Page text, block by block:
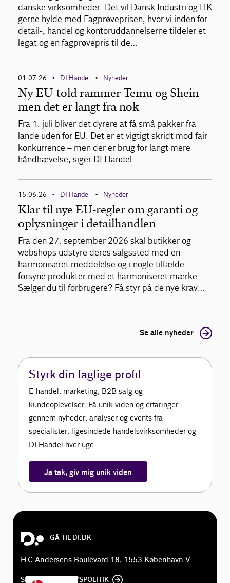
danske virksomheder. Det vil Dansk Industri og HK
gerne hylde med Fagprøveprisen, hvor vi inden for
detail-, handel og kontoruddannelserne tildeler et
legat og en fagprøvepris til de…
01.07.26 • DI Handel • Nyheder
Ny EU-told rammer Temu og Shein –
men det er langt fra nok
Fra 1. juli bliver det dyrere at få små pakker fra
lande uden for EU. Det er et vigtigt skridt mod fair
konkurrence – men der er brug for langt mere
håndhævelse, siger DI Handel.
15.06.26 • DI Handel • Nyheder
Klar til nye EU-regler om garanti og
oplysninger i detailhandlen
Fra den 27. september 2026 skal butikker og
webshops udstyre deres salgssted med en
harmoniseret meddelelse og i nogle tilfælde
forsyne produkter med et harmoniseret mærke.
Sælger du til forbrugere? Få styr på de nye krav…
Se alle nyheder
Styrk din faglige profil
E-handel, marketing, B2B salg og
kundeoplevelser. Få unik viden og erfaringer
gennem nyheder, analyser og events fra
specialister, ligesindede handelsvirksomheder og
DI Handel hver uge.
Ja tak, giv mig unik viden
GÅ TIL DI.DK
H.C.Andersens Boulevard 18, 1553 København V
SE DI'S PRIVATLIVSPOLITIK